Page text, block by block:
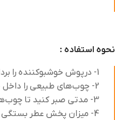
نحوه استفاده :
1- درپوش خوشبوکننده را برداريد.
2- چوب‌هاى طبيعى را داخل ظرف قرار دهید.
3- مدتى صبر كنيد تا چوب‌ها عطر را جذب و پخش كنند.
4- ميزان پخش عطر بستگى به تعداد چوب‌هايى دارد كه داخل ظرف مى‌گذاريد.